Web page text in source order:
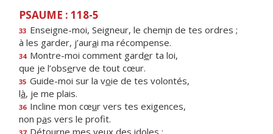
PSAUME : 118-5
33 Enseigne-moi, Seigneur, le chemin de tes ordres ;
à les garder, j’aurai ma récompense.
34 Montre-moi comment garder ta loi,
que je l’observe de tout cœur.
35 Guide-moi sur la voie de tes volontés,
là, je me plais.
36 Incline mon cœur vers tes exigences,
non pas vers le profit.
Détourne mes yeux des idoles :